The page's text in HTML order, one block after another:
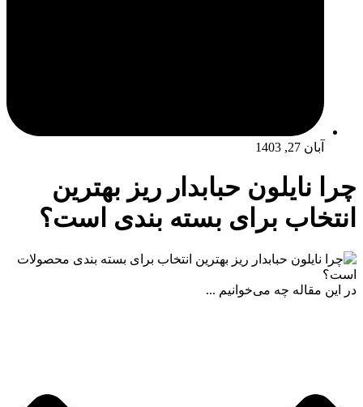
آبان 27, 1403
چرا نایلون حبابدار ریز بهترین
انتخاب برای بسته بندی است؟
در این مقاله چه می‌خوانیم ...